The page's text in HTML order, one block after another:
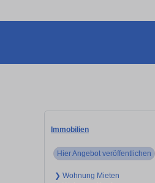
Immobilien
Hier Angebot veröffentlichen
❯ Wohnung Mieten